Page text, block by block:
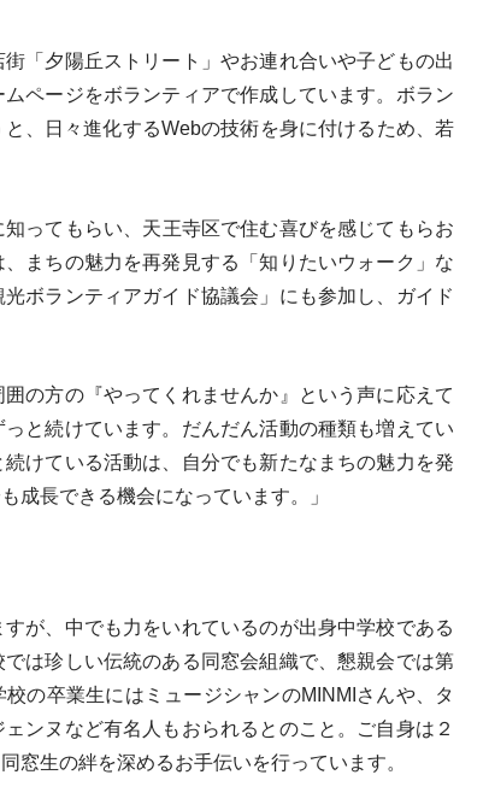
「夕陽丘ストリート」やお連れ合いや子どもの出
ページをボランティアで作成しています。ボラン
、日々進化するWebの技術を身に付けるため、若
ってもらい、天王寺区で住む喜びを感じてもらお
まちの魅力を再発見する「知りたいウォーク」な
ボランティアガイド協議会」にも参加し、ガイド
の方の『やってくれませんか』という声に応えて
と続けています。だんだん活動の種類も増えてい
けている活動は、自分でも新たなまちの魅力を発
成長できる機会になっています。」
が、中でも力をいれているのが出身中学校である
は珍しい伝統のある同窓会組織で、懇親会では第
の卒業生にはミュージシャンのMINMIさんや、タ
ンヌなど有名人もおられるとのこと。ご自身は２
窓生の絆を深めるお手伝いを行っています。